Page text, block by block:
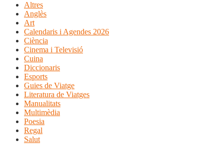
Altres
Anglès
Art
Calendaris i Agendes 2026
Ciència
Cinema i Televisió
Cuina
Diccionaris
Esports
Guies de Viatge
Literatura de Viatges
Manualitats
Multimèdia
Poesia
Regal
Salut